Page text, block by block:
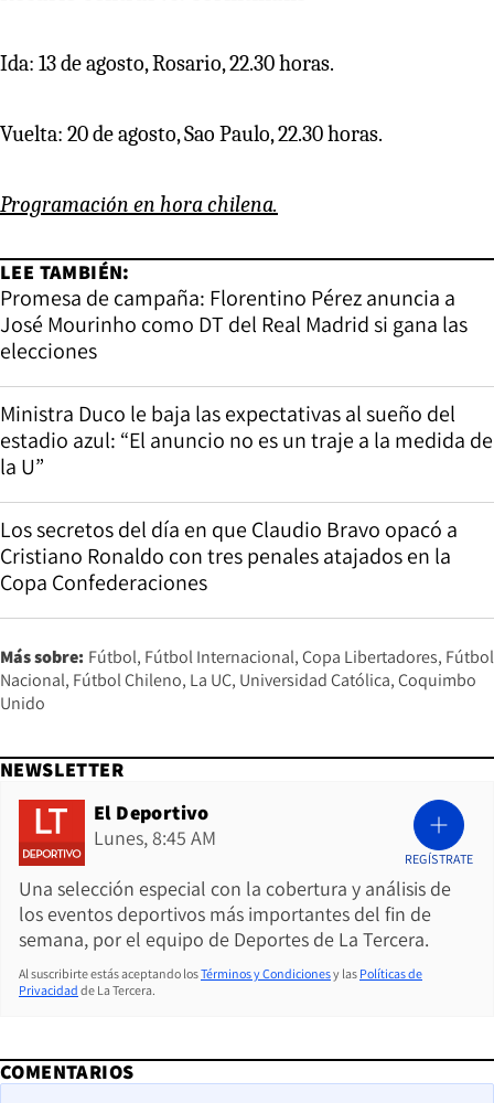
Ida: 13 de agosto, Rosario, 22.30 horas.
Vuelta: 20 de agosto, Sao Paulo, 22.30 horas.
Programación en hora chilena.
LEE TAMBIÉN:
Promesa de campaña: Florentino Pérez anuncia a
José Mourinho como DT del Real Madrid si gana las
elecciones
Ministra Duco le baja las expectativas al sueño del
estadio azul: “El anuncio no es un traje a la medida de
la U”
Los secretos del día en que Claudio Bravo opacó a
Cristiano Ronaldo con tres penales atajados en la
Copa Confederaciones
Más sobre: Fútbol Fútbol Internacional Copa Libertadores Fútbol
Nacional Fútbol Chileno La UC Universidad Católica Coquimbo
Unido
NEWSLETTER
El Deportivo
Lunes, 8:45 AM
Una selección especial con la cobertura y análisis de
los eventos deportivos más importantes del fin de
semana, por el equipo de Deportes de La Tercera.
REGÍSTRATE
Al suscribirte estás aceptando losTérminos y Condicionesy las Políticas de
Privacidad de La Tercera.
COMENTARIOS